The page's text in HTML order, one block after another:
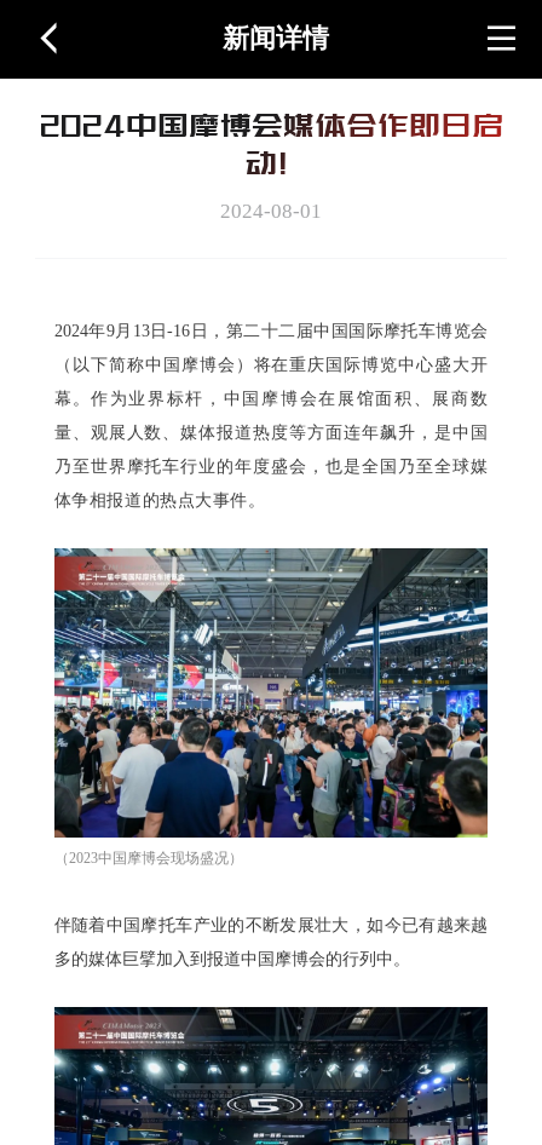
新闻详情
首页
周边产品
联系我们
中文 English Español
2024中国摩博会媒体合作即日启
动！
2024-08-01
2024年9月13日-16日，第二十二届中国国际摩托车博览会
（以下简称中国摩博会）将在重庆国际博览中心盛大开
幕。 作为业界标杆，中国摩博会在展馆面积、展商数
量、观展人数、媒体报道热度等方面连年飙升，是中国
乃至世界摩托车行业的年度盛会，也是全国乃至全球媒
体争相报道的热点大事件。
（2023中国摩博会现场盛况）
伴随着中国摩托车产业的不断发展壮大，如今已有越来越
多的媒体巨擘加入到报道中国摩博会的行列中。